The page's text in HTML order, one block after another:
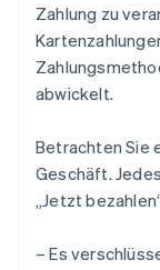
Zahlung zu
abwickelt.
Betrachten Sie
Geschäft.
„Jetzt
– Es